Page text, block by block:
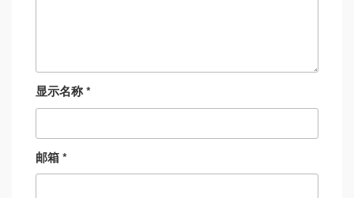
显示名称*
邮箱*